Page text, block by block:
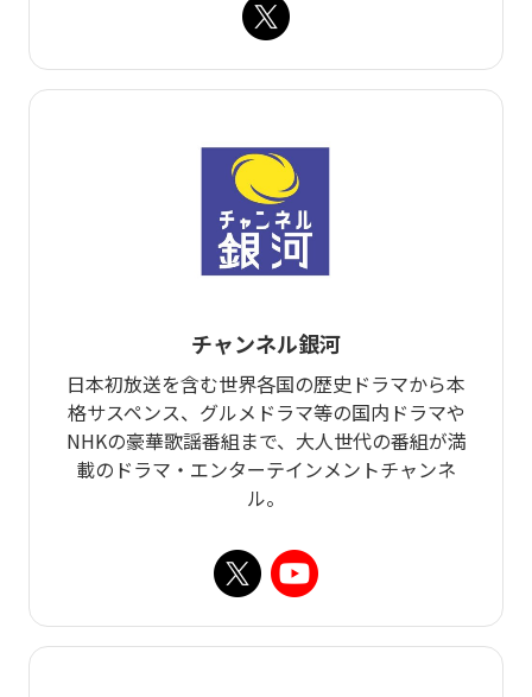
チャンネル銀河
日本初放送を含む世界各国の歴史ドラマから本
格サスペンス、グルメドラマ等の国内ドラマや
NHKの豪華歌謡番組まで、大人世代の番組が満
載のドラマ・エンターテインメントチャンネ
ル。